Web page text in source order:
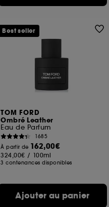
TOM FORD
Ombré Leather
Eau de Parfum
1685
À partir de 162,00€
324,00€ / 100ml
3 contenances disponibles
Ajouter au panier
Best seller